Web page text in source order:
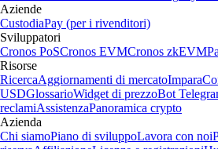
Aziende
CustodiaPay (per i rivenditori)
Sviluppatori
Cronos PoSCronos EVMCronos zkEVM
Risorse
RicercaAggiornamenti di mercatoImpara
USDGlossarioWidget di prezzoBot
reclamiAssistenzaPanoramica crypto
Azienda
Chi siamoPiano di sviluppoLavora con noi